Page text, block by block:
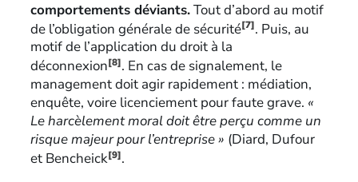
comportements déviants.Tout d’abord au motif
de l’obligation générale de sécurité[7]. Puis, au
motif de l’application du droit à la
déconnexion[8]. En cas de signalement, le
management doit agir rapidement : médiation,
enquête, voire licenciement pour faute grave. «
Le harcèlement moral doit être perçu comme un
risque majeur pour l’entreprise » (Diard, Dufour
et Bencheick[9].